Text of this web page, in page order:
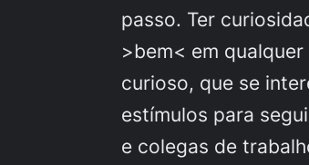
passo. Ter
>bem< em
curioso, que se
estímulos para
e colegas de